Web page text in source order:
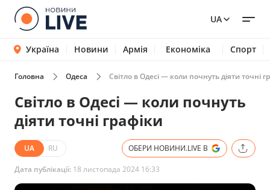
UA
Україна Новини Армія Економіка Спорт
Головна Одеса Світло в Одесі — коли почнуть діяти точні
Світло в Одесі — коли почнуть
діяти точні графіки
UA RU ОБЕРИ НОВИНИ.LIVE В
Дата публікації: 18 листопада 2024 16:33